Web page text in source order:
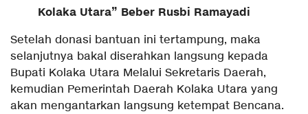
Kolaka Utara” Beber Rusbi Ramayadi
Setelah donasi bantuan ini tertampung, maka
selanjutnya bakal diserahkan langsung kepada
Bupati Kolaka Utara Melalui Sekretaris Daerah,
kemudian Pemerintah Daerah Kolaka Utara yang
akan mengantarkan langsung ketempat Bencana.